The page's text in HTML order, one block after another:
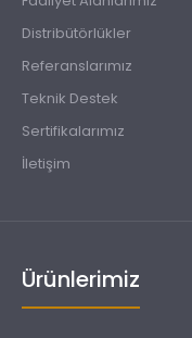
Distribütörlükler
Referanslarımız
Teknik Destek
Sertifikalarımız
İletişim
Ürünlerimiz